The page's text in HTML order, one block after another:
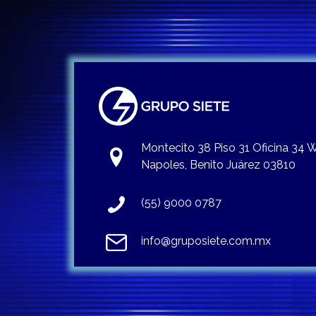
Montecito 38 Piso 31 Oficina 34
Napoles, Benito Juárez 03810
(55) 9000 0787
info@gruposiete.com.mx